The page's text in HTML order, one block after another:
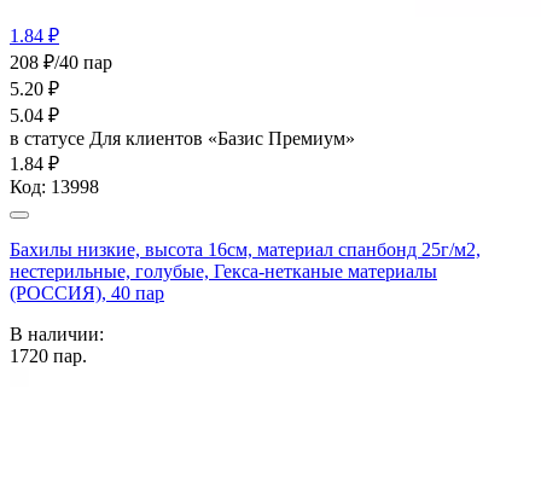
1.84 ₽
208 ₽/40 пар
5.20 ₽
5.04 ₽
в статусе Для клиентов «Базис Премиум»
1.84 ₽
Код: 13998
Бахилы низкие, высота 16см, материал спанбонд 25г/м2,
нестерильные, голубые, Гекса-нетканые материалы
(РОССИЯ), 40 пар
В наличии:
1720 пар.